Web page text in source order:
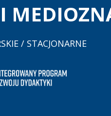
/ STACJONARNE